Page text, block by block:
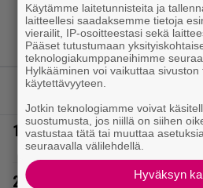
1.
Vappu Pimiältä lisää
kauniina ja tyylikkäänä”
2.
Lapset ostivat isälle
Käytämme laitetunnisteita ja
laitteellesi saadaksemme tietoja
vierailit, IP-osoitteestasi sekä
Pääset tutustumaan
teknologiakumppaneihimme
Hylkääminen voi vaikuttaa sivuston
käytettävyyteen.
Jotkin teknologiamme voivat
suostumusta, jos niillä on siihen
vastustaa tätä tai muuttaa
seuraavalla välilehdellä.
Hyväksyn